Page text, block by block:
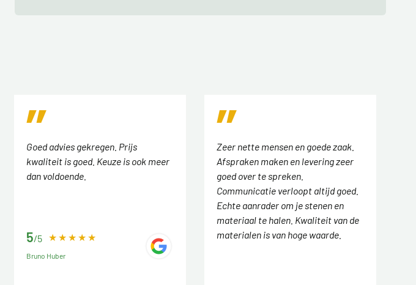
Goed advies gekregen. Prijs
kwaliteit is goed. Keuze is ook meer
dan voldoende.
5/5
Bruno Huber
Zeer nette mensen en goede zaak.
Afspraken maken en levering zeer
goed over te spreken.
Communicatie verloopt altijd goed.
Echte aanrader om je stenen en
materiaal te halen. Kwaliteit van de
materialen is van hoge waarde.